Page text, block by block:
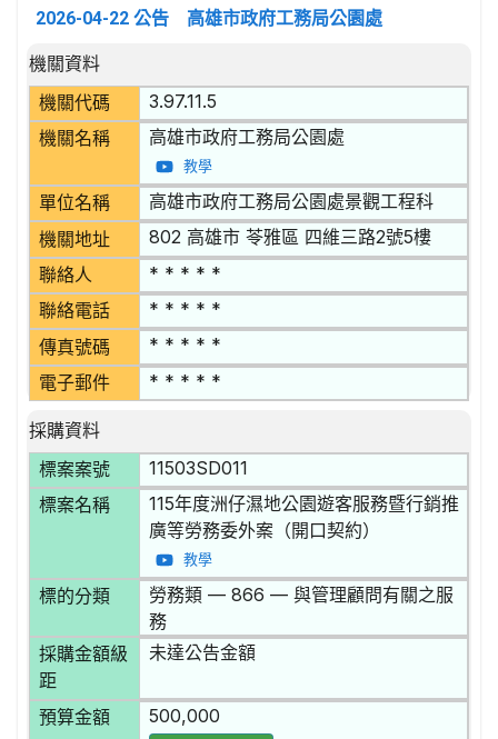
2026-04-22 公告 高雄市政府工務局公園處
招標公告詳細內容
機關資料
機關代碼
3.97.11.5
機關名稱 高雄市政府工務局公園處
教學
單位名稱 高雄市政府工務局公園處景觀工程科
機關地址 802 高雄市 苓雅區 四維三路2號5樓
聯絡人 * * * * *
聯絡電話 * * * * *
傳真號碼 * * * * *
電子郵件 * * * * *
採購資料
標案案號
11503SD011
標案名稱
115年度洲仔濕地公園遊客服務暨行銷推
廣等勞務委外案（開口契約）
教學
標的分類
勞務類 — 866 — 與管理顧問有關之服
務
採購金額級
距
未達公告金額
預算金額 500,000